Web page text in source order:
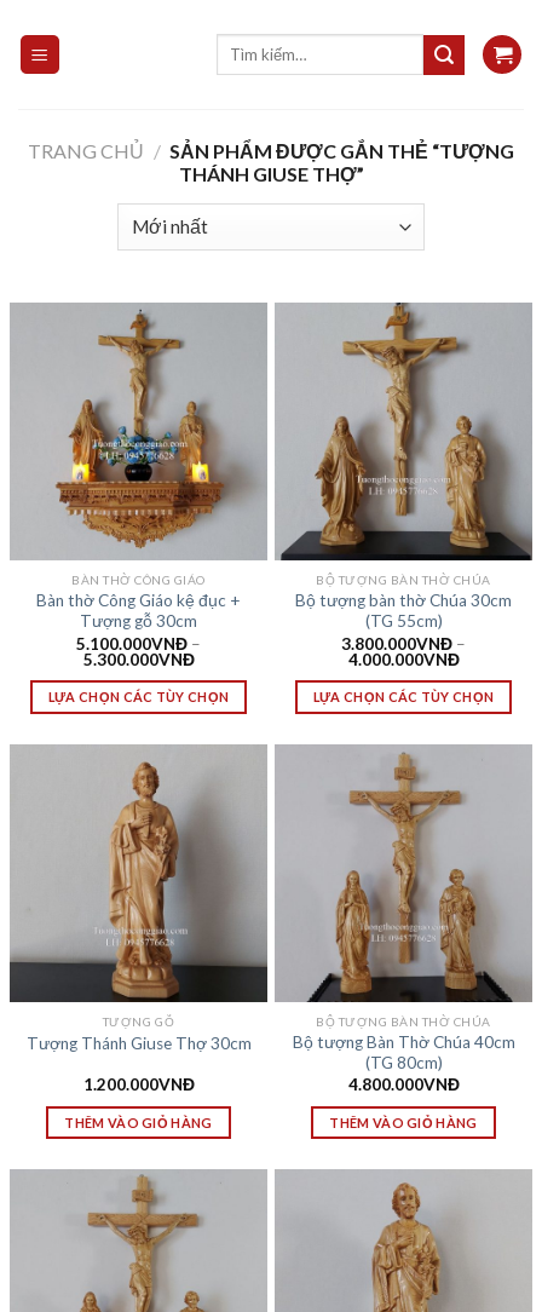
content
Tìm
TRANG CHỦ / SẢN PHẨM ĐƯỢC GẮN THẺ “TƯỢNG
THÁNH GIUSE THỢ”
BÀN THỜ CÔNG GIÁO
Bàn thờ Công Giáo kệ đục +
Tượng gỗ 30cm
5.100.000VNĐ –
5.300.000VNĐ
LỰA CHỌN CÁC TÙY CHỌN
BỘ TƯỢNG BÀN THỜ CHÚA
Bộ tượng bàn thờ Chúa 30cm
(TG 55cm)
3.800.000VNĐ –
4.000.000VNĐ
LỰA CHỌN CÁC TÙY CHỌN
TƯỢNG GỖ
Tượng Thánh Giuse Thợ 30cm
1.200.000VNĐ
THÊM VÀO GIỎ HÀNG
BỘ TƯỢNG BÀN THỜ CHÚA
Bộ tượng Bàn Thờ Chúa 40cm
(TG 80cm)
4.800.000VNĐ
THÊM VÀO GIỎ HÀNG